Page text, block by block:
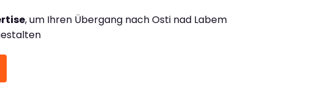
, um Ihren Übergang nach Osti nad Labem